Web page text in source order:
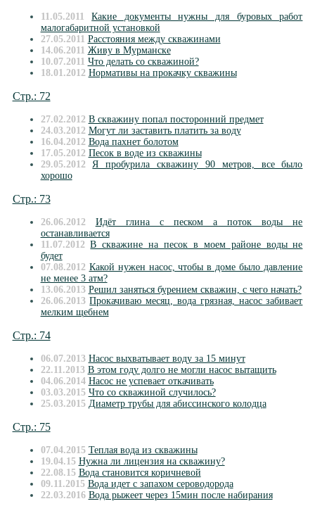
11.05.2011
Какие документы нужны для буровых работ
малогабаритной установкой
27.05.2011 Расстояния между скважинами
14.06.2011 Живу в Мурманске
10.07.2011 Что делать со скважиной?
18.01.2012 Нормативы на прокачку скважины
Стр.: 72
27.02.2012 В скважину попал посторонний предмет
24.03.2012 Могут ли заставить платить за воду
16.04.2012 Вода пахнет болотом
17.05.2012 Песок в воде из скважины
29.05.2012
Я пробурила скважину 90 метров, все было
хорошо
Стр.: 73
26.06.2012
Идёт глина с песком а поток воды не
останавливается
11.07.2012 В скважине на песок в моем районе воды не
будет
07.08.2012 Какой нужен насос, чтобы в доме было давление
не менее 3 атм?
13.06.2013 Решил заняться бурением скважин, с чего начать?
26.06.2013 Прокачиваю месяц, вода грязная, насос забивает
мелким щебнем
Стр.: 74
06.07.2013 Насос выхватывает воду за 15 минут
22.11.2013 В этом году долго не могли насос вытащить
04.06.2014 Насос не успевает откачивать
03.03.2015 Что со скважиной случилось?
25.03.2015 Диаметр трубы для абиссинского колодца
Стр.: 75
07.04.2015 Теплая вода из скважины
19.04.15 Нужна ли лицензия на скважину?
22.08.15 Вода становится коричневой
09.11.2015 Вода идет с запахом сероводорода
22.03.2016 Вода рыжеет через 15мин после набирания